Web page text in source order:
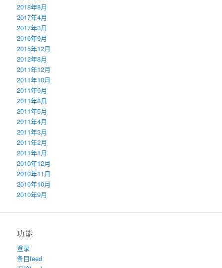
2018年8月
2017年4月
2017年3月
2016年9月
2015年12月
2012年8月
2011年12月
2011年10月
2011年9月
2011年8月
2011年5月
2011年4月
2011年3月
2011年2月
2011年1月
2010年12月
2010年11月
2010年10月
2010年9月
功能
登录
条目feed